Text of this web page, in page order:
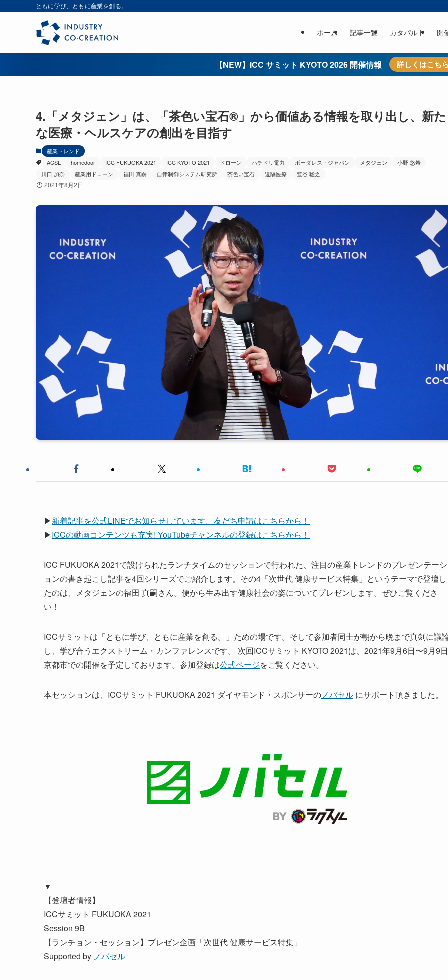
ともに学び、ともに産業を創る。
ホーム 記事一覧 カタパルト 開
【NEW】ICC サミット KYOTO 2026 開催情報 詳しくはこち
4.「メタジェン」は、「茶色い宝石®」から価値ある情報を取り出し、新た
な医療・ヘルスケアの創出を目指す
産業トレンド
ACSL
homedoor ICC FUKUOKA 2021 ICC KYOTO 2021 ドローン ハチドリ電力 ボーダレス・ジャパン メタジェン
小野 悠希
川口 加奈
産業用ドローン 福田 真嗣 自律制御システム研究所 茶色い宝石 遠隔医療 鷲谷 聡之
2021年8月2日
▶新着記事を公式LINEでお知らせしています。友だち申請はこちらから！
▶ICCの動画コンテンツも充実! YouTubeチャンネルの登録はこちらから！
ICC FUKUOKA 2021で設けられたランチタイムのセッションで行われた、注目の産業トレンドのプレゼンテーシ
ョンの書き起こし記事を4回シリーズでご紹介します。その4「次世代 健康サービス特集」というテーマで登壇し
たのは、メタジェンの福田 真嗣さん。便から生み出す健康社会の姿についてプレゼンします。ぜひご覧くださ
い！
ICCサミットは「ともに学び、ともに産業を創る。」ための場です。そして参加者同士が朝から晩まで真剣に議
し、学び合うエクストリーム・カンファレンスです。 次回ICCサミット KYOTO 2021は、2021年9月6日〜9月9日
京都市での開催を予定しております。参加登録は公式ページをご覧ください。
本セッションは、ICCサミット FUKUOKA 2021 ダイヤモンド・スポンサーのノバセル にサポート頂きました。
▼
【登壇者情報】
ICCサミット FUKUOKA 2021
Session 9B
【ランチョン・セッション】プレゼン企画「次世代 健康サービス特集」
Supported by ノバセル